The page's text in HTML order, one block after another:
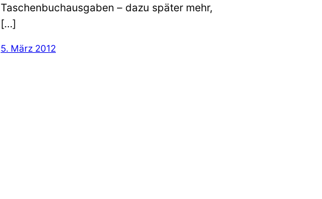
Taschenbuchausgaben – dazu später mehr,
[…]
5. März 2012